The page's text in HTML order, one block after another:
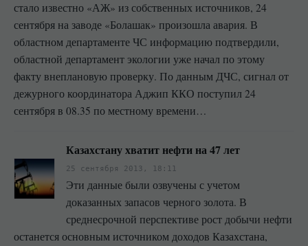
стало известно «АЖ» из собственных источников, 24
сентября на заводе «Болашак» произошла авария. В
областном департаменте ЧС информацию подтвердили,
областной департамент экологии уже начал по этому
факту внеплановую проверку. По данным ДЧС, сигнал от
дежурного координатора Аджип ККО поступил 24
сентября в 08.35 по местному времени…
Казахстану хватит нефти на 47 лет
25 сентября 2013, 18:11
Эти данные были озвучены с учетом
доказанных запасов черного золота. В
среднесрочной перспективе рост добычи нефти
останется основным источником доходов Казахстана,